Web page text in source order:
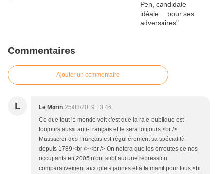
Commentaires
Ajouter un commentaire
L Le Morin 25/03/2019 13:46
Ce que tout le monde voit c'est que la raie-publique est
toujours aussi anti-Français et le sera toujours.<br />
Massacrer des Français est régulièrement sa spécialité
depuis 1789.<br /> <br /> On notera que les émeutes de nos
occupants en 2005 n'ont subi aucune répression
comparativement aux gilets jaunes et à la manif pour tous.<br